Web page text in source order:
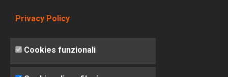
Instagram
Privacy Policy
Cookies funzionali